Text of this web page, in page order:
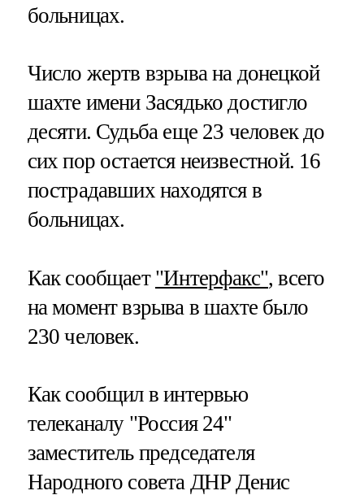
больницах.
Число жертв взрыва на донецкой
шахте имени Засядько достигло
десяти. Судьба еще 23 человек до
сих пор остается неизвестной. 16
пострадавших находятся в
больницах.
Как сообщает "Интерфакс", всего
на момент взрыва в шахте было
230 человек.
Как сообщил в интервью
телеканалу "Россия 24"
заместитель председателя
Народного совета ДНР Денис